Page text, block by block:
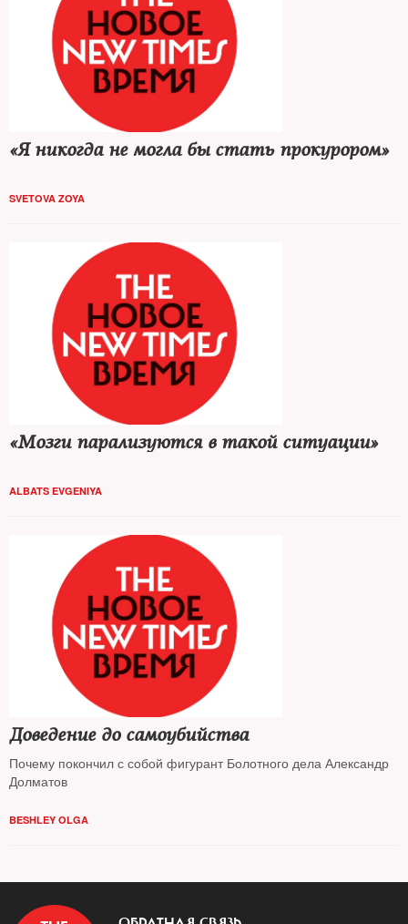
«Я никогда не могла бы стать прокурором»
SVETOVA ZOYA
«Мозги парализуются в такой ситуации»
ALBATS EVGENIYA
Доведение до самоубийства
Почему покончил с собой фигурант Болотного дела Александр
Долматов
BESHLEY OLGA